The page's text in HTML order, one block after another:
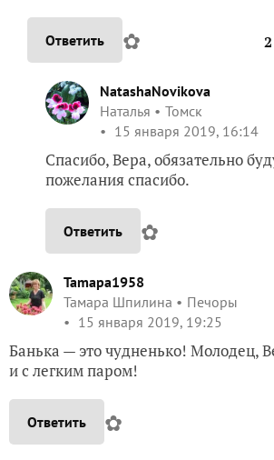
Ответить ✿ 2
NatashaNovikova
Наталья
Томск
15 января 2019, 16:14
Спасибо, Вера, обязательно
пожелания спасибо.
Ответить ✿
Tamapa1958
Тамара Шпилина
Печоры
15 января 2019, 19:25
Банька — это чудненько! Молодец,
и с легким паром!
Ответить ✿